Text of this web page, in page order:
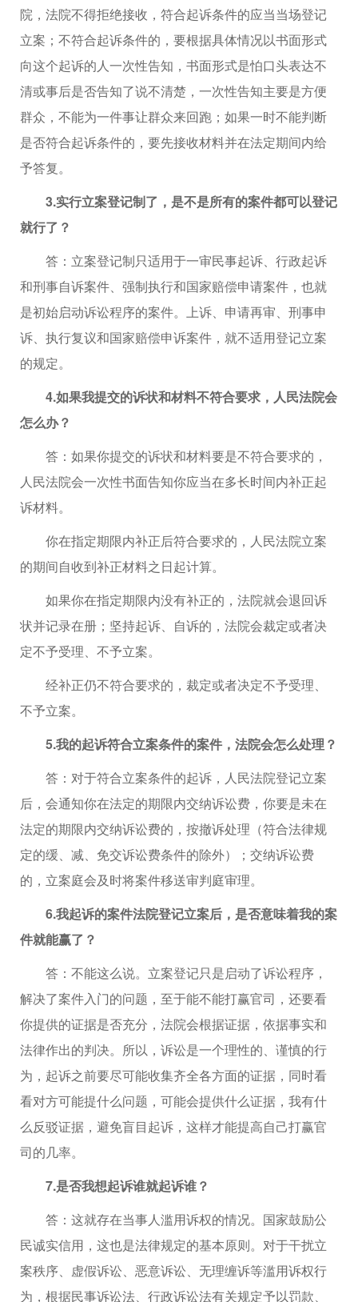
院，法院不得拒绝接收，符合起诉条件的应当当场登记
立案；不符合起诉条件的，要根据具体情况以书面形式
向这个起诉的人一次性告知，书面形式是怕口头表达不
清或事后是否告知了说不清楚，一次性告知主要是方便
群众，不能为一件事让群众来回跑；如果一时不能判断
是否符合起诉条件的，要先接收材料并在法定期间内给
予答复。
3.实行立案登记制了，是不是所有的案件都可以登记
就行了？
答：立案登记制只适用于一审民事起诉、行政起诉
和刑事自诉案件、强制执行和国家赔偿申请案件，也就
是初始启动诉讼程序的案件。上诉、申请再审、刑事申
诉、执行复议和国家赔偿申诉案件，就不适用登记立案
的规定。
4.如果我提交的诉状和材料不符合要求，人民法院会
怎么办？
答：如果你提交的诉状和材料要是不符合要求的，
人民法院会一次性书面告知你应当在多长时间内补正起
诉材料。
你在指定期限内补正后符合要求的，人民法院立案
的期间自收到补正材料之日起计算。
如果你在指定期限内没有补正的，法院就会退回诉
状并记录在册；坚持起诉、自诉的，法院会裁定或者决
定不予受理、不予立案。
经补正仍不符合要求的，裁定或者决定不予受理、
不予立案。
5.我的起诉符合立案条件的案件，法院会怎么处理？
答：对于符合立案条件的起诉，人民法院登记立案
后，会通知你在法定的期限内交纳诉讼费，你要是未在
法定的期限内交纳诉讼费的，按撤诉处理（符合法律规
定的缓、减、免交诉讼费条件的除外）；交纳诉讼费
的，立案庭会及时将案件移送审判庭审理。
6.我起诉的案件法院登记立案后，是否意味着我的案
件就能赢了？
答：不能这么说。立案登记只是启动了诉讼程序，
解决了案件入门的问题，至于能不能打赢官司，还要看
你提供的证据是否充分，法院会根据证据，依据事实和
法律作出的判决。所以，诉讼是一个理性的、谨慎的行
为，起诉之前要尽可能收集齐全各方面的证据，同时看
看对方可能提什么问题，可能会提供什么证据，我有什
么反驳证据，避免盲目起诉，这样才能提高自己打赢官
司的几率。
7.是否我想起诉谁就起诉谁？
答：这就存在当事人滥用诉权的情况。国家鼓励公
民诚实信用，这也是法律规定的基本原则。对于干扰立
案秩序、虚假诉讼、恶意诉讼、无理缠诉等滥用诉权行
为，根据民事诉讼法、行政诉讼法有关规定予以罚款、